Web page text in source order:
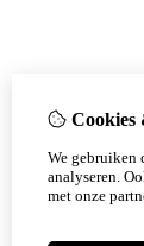
Cookies
We gebruiken
analyseren.
met onze